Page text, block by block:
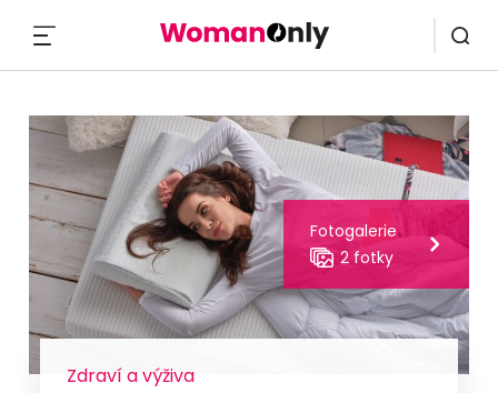
Fotogalerie
2 fotky
Zdraví a výživa